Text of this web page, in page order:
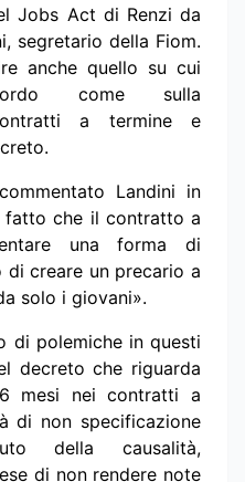
Jobs Act di Renzi da
segretario della Fiom.
anche quello su cui
come sulla
a termine e
Landini in
fatto che il contratto a
una forma di
di creare un precario a
solo i giovani».
di polemiche in questi
decreto che riguarda
mesi nei contratti a
di non specificazione
della causalità,
di non rendere note